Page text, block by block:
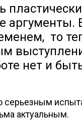
аргументы.
то
нет и
серьезным
актуальным.